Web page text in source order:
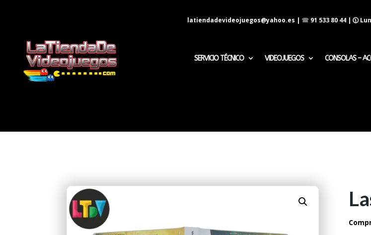
latiendadevideojuegos@yahoo.es | ☎ 91 533 80 44| 🕦
SERVICIO TÉCNICO VIDEOJUEGOS CONSOLAS –